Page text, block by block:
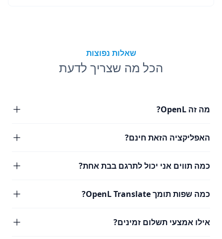
שאלות נפוצות
הכל מה שצריך לדעת
מה זה OpenL?
האפליקציה הזאת חינם?
כמה תווים אני יכול לתרגם בבת אחת?
כמה שפות תומך OpenL Translate?
אילו אמצעי תשלום זמינים?